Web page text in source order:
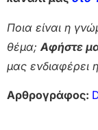
Ποια είναι η
θέμα; Αφήστε
μας ενδιαφέρει
Αρθρογράφος: